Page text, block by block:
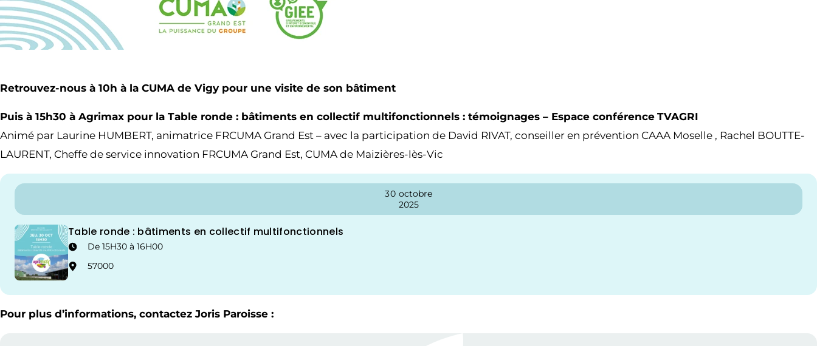
Retrouvez-nous à 10h à la CUMA de Vigy pour une visite de son bâtiment
Puis à 15h30 à Agrimax pour la Table ronde : bâtiments en collectif multifonctionnels : témoignages – Espace conférence TVAGRI
Animé par Laurine HUMBERT, animatrice FRCUMA Grand Est – avec la participation de David RIVAT, conseiller en prévention CAAA Moselle , Rachel BOUTTE-
LAURENT, Cheffe de service innovation FRCUMA Grand Est, CUMA de Maizières-lès-Vic
30 octobre
2025
Table ronde : bâtiments en collectif multifonctionnels
De 15H30 à 16H00
57000
Pour plus d’informations, contactez Joris Paroisse :